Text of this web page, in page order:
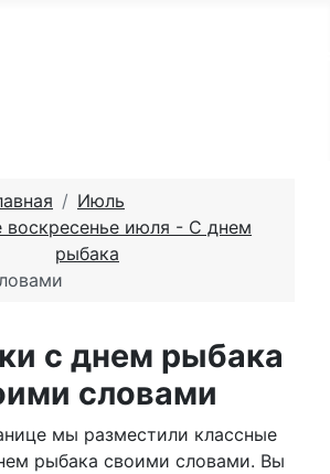
Июль
воскресенье июля - С днем
рыбака
с днем рыбака
словами
мы разместили классные
рыбака своими словами. Вы